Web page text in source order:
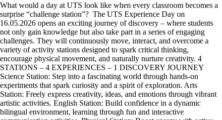
What would a day at UTS look like when every classroom becomes a
surprise “challenge station”? The UTS Experience Day on
16.05.2026 opens an exciting journey of discovery – where students
not only gain knowledge but also take part in a series of engaging
challenges. They will continuously move, interact, and overcome a
variety of activity stations designed to spark critical thinking,
encourage physical movement, and naturally nurture creativity. 4
STATIONS – 4 EXPERIENCES – 1 DISCOVERY JOURNEY
Science Station: Step into a fascinating world through hands-on
experiments that spark curiosity and a spirit of exploration. Arts
Station: Freely express creativity, ideas, and emotions through vibrant
artistic activities. English Station: Build confidence in a dynamic
bilingual environment, learning through fun and interactive